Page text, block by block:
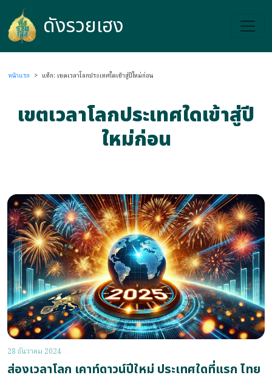
ดังรวยเฮง
ดังรวยเฮง
หน้าแรก > แท็ก: เขตเวลาโลกประเทศใดเข้าสู่ปีใหม่ก่อน
เขตเวลาโลกประเทศใดเข้าสู่ปี
ใหม่ก่อน
28 ธันวาคม 2024
ส่องเวลาโลก เคาท์ดาวน์ปีใหม่ ประเทศใดที่แรก ไทย